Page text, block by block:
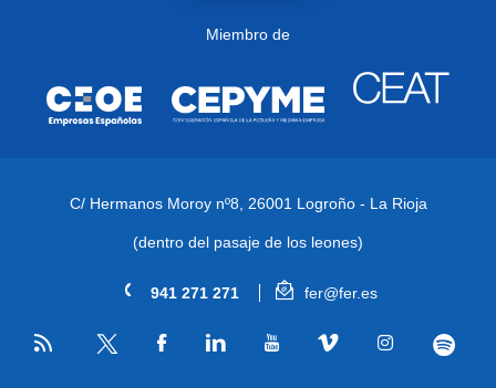
Miembro de
C/ Hermanos Moroy nº8, 26001 Logroño - La Rioja
(dentro del pasaje de los leones)
941 271 271 fer@fer.es
RSS